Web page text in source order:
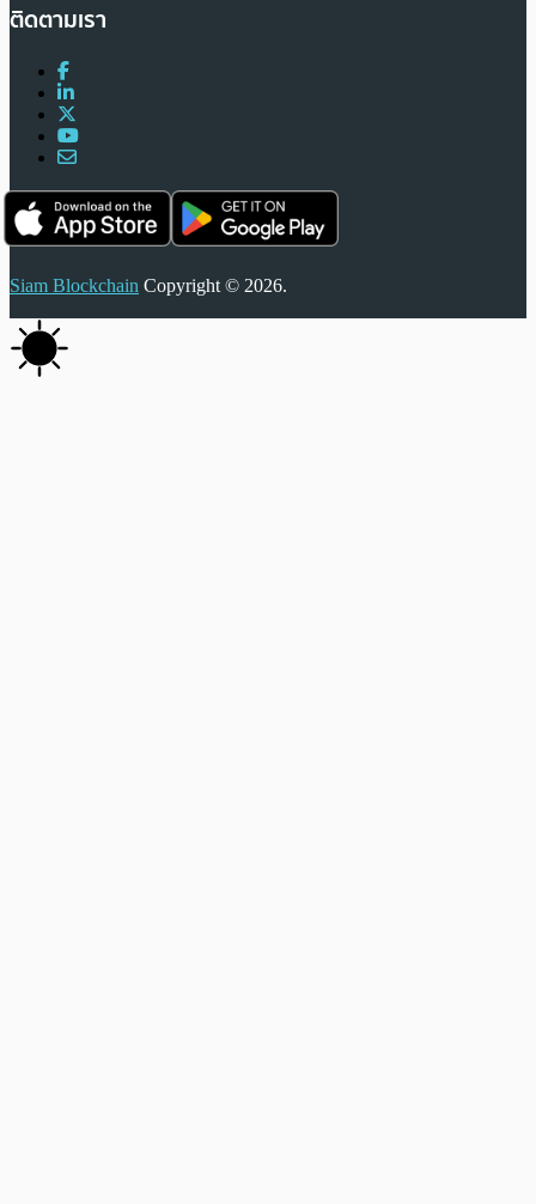
ติดตามเรา
Siam Blockchain Copyright © 2026.